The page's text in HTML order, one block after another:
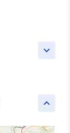
keyboard_arrow_down
keyboard_arrow_up